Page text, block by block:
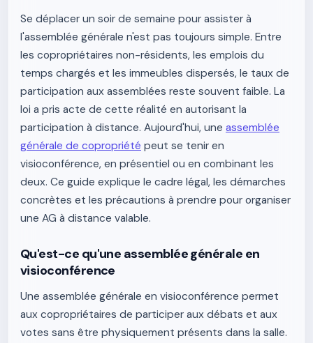
Se déplacer un soir de semaine pour assister à
l'assemblée générale n'est pas toujours simple. Entre
les copropriétaires non-résidents, les emplois du
temps chargés et les immeubles dispersés, le taux de
participation aux assemblées reste souvent faible. La
loi a pris acte de cette réalité en autorisant la
participation à distance. Aujourd'hui, une assemblée
générale de copropriété peut se tenir en
visioconférence, en présentiel ou en combinant les
deux. Ce guide explique le cadre légal, les démarches
concrètes et les précautions à prendre pour organiser
une AG à distance valable.
Qu'est-ce qu'une assemblée générale en
visioconférence
Une assemblée générale en visioconférence permet
aux copropriétaires de participer aux débats et aux
votes sans être physiquement présents dans la salle.